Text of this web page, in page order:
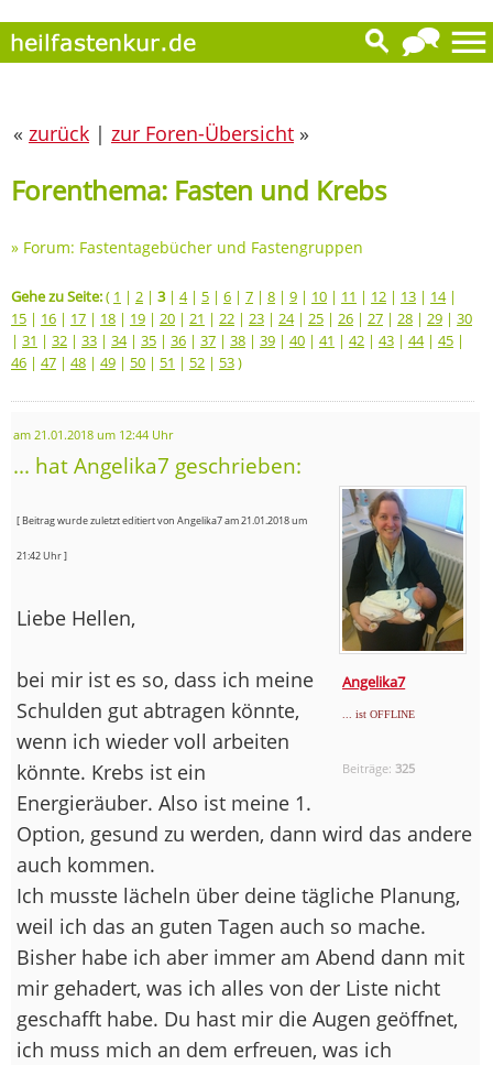
« zurück | zur Foren-Übersicht »
Forenthema: Fasten und Krebs
» Forum: Fastentagebücher und Fastengruppen
Gehe zu Seite:( 1 | 2 | 3| 4| 5 | 6 | 7 | 8 | 9 | 10 | 11 | 12 | 13 | 14|
15 | 16 | 17 | 18 | 19 | 20 | 21 | 22 | 23 | 24| 25 | 26 | 27 | 28 | 29 | 30
| 31 | 32 | 33 | 34| 35 | 36 | 37 | 38 | 39 | 40 | 41 | 42 | 43 | 44| 45 |
46 | 47 | 48 | 49 | 50 | 51 | 52 | 53)
am 21.01.2018 um 12:44 Uhr
... hat Angelika7 geschrieben:
Angelika7
... ist OFFLINE
Beiträge:325
[ Beitrag wurde zuletzt editiert von Angelika7 am 21.01.2018 um
21:42 Uhr ]
Liebe Hellen,
bei mir ist es so, dass ich meine
Schulden gut abtragen könnte,
wenn ich wieder voll arbeiten
könnte. Krebs ist ein
Energieräuber. Also ist meine 1.
Option, gesund zu werden, dann wird das andere
auch kommen.
Ich musste lächeln über deine tägliche Planung,
weil ich das an guten Tagen auch so mache.
Bisher habe ich aber immer am Abend dann mit
mir gehadert, was ich alles von der Liste nicht
geschafft habe. Du hast mir die Augen geöffnet,
ich muss mich an dem erfreuen, was ich